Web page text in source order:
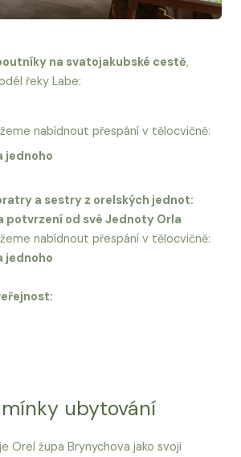
na svatojakubské cestě,
řeky Labe:
nabídnout přespání v tělocvičně:
jednoho
a sestry z orelských jednot:
od své Jednoty Orla
nabídnout přespání v tělocvičně:
jednoho
ubytování
Orel župa Brynychova jako svoji